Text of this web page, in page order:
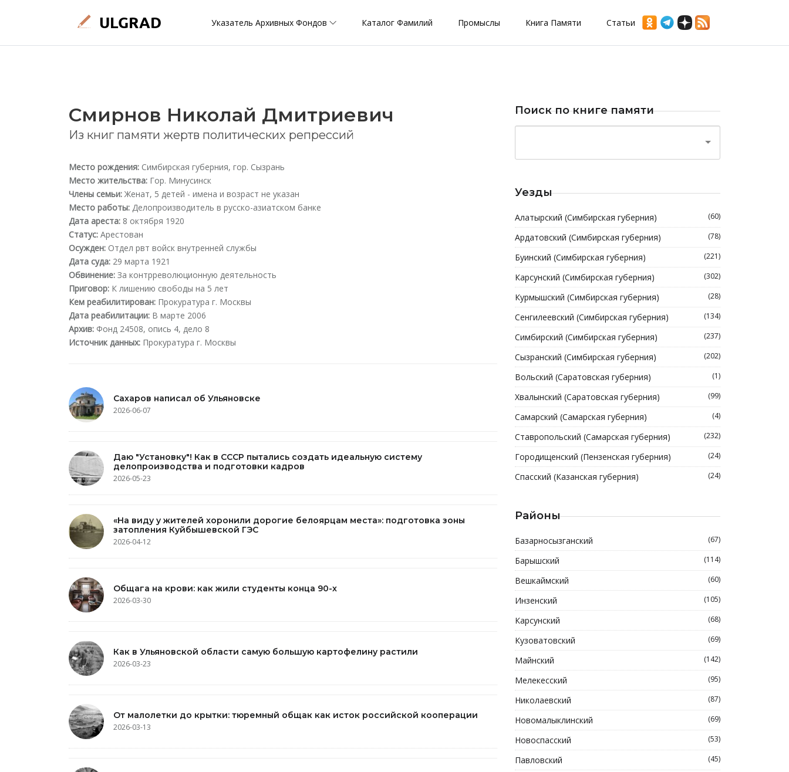
Указатель Архивных Фондов Каталог Фамилий Промыслы Книга Памяти Статьи
Смирнов Николай Дмитриевич
Из книг памяти жертв политических репрессий
Место рождения: Симбирская губерния, гор. Сызрань
Место жительства: Гор. Минусинск
Члены семьи: Женат, 5 детей - имена и возраст не указан
Место работы: Делопроизводитель в русско-азиатском банке
Дата ареста: 8 октября 1920
Статус: Арестован
Осужден: Отдел рвт войск внутренней службы
Дата суда: 29 марта 1921
Обвинение: За контрреволюционную деятельность
Приговор: К лишению свободы на 5 лет
Кем реабилитирован: Прокуратура г. Москвы
Дата реабилитации: В марте 2006
Архив: Фонд 24508, опись 4, дело 8
Источник данных: Прокуратура г. Москвы
Сахаров написал об Ульяновске
2026-06-07
Даю "Установку"! Как в СССР пытались создать идеальную систему
делопроизводства и подготовки кадров
2026-05-23
«На виду у жителей хоронили дорогие белоярцам места»: подготовка зоны
затопления Куйбышевской ГЭС
2026-04-12
Общага на крови: как жили студенты конца 90-х
2026-03-30
Как в Ульяновской области самую большую картофелину растили
2026-03-23
От малолетки до крытки: тюремный общак как исток российской кооперации
2026-03-13
Поиск по книге памяти
Уезды
Алатырский (Симбирская губерния) (60)
Ардатовский (Симбирская губерния) (78)
Буинский (Симбирская губерния) (221)
Карсунский (Симбирская губерния) (302)
Курмышский (Симбирская губерния) (28)
Сенгилеевский (Симбирская губерния) (134)
Симбирский (Симбирская губерния) (237)
Сызранский (Симбирская губерния) (202)
Вольский (Саратовская губерния) (1)
Хвалынский (Саратовская губерния) (99)
Самарский (Самарская губерния) (4)
Ставропольский (Самарская губерния) (232)
Городищенский (Пензенская губерния) (24)
Спасский (Казанская губерния) (24)
Районы
Базарносызганский (67)
Барышский (114)
Вешкаймский (60)
Инзенский (105)
Карсунский (68)
Кузоватовский (69)
Майнский (142)
Мелекесский (95)
Николаевский (87)
Новомалыклинский (69)
Новоспасский (53)
Павловский (45)